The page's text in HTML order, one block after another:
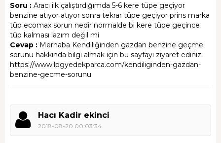
Soru : Aracı ilk çalıştırdığımda 5-6 kere tüpe geçiyor
benzine atıyor atıyor sonra tekrar tüpe geçiyor prins marka
tüp ecomax sorun nedir normalde bi kere tüpe geçince
tüp kalması lazım değil mi
Cevap : Merhaba Kendiliğinden gazdan benzine geçme
sorunu hakkında bilgi almak için bu sayfayı ziyaret ediniz.
https://www.lpgyedekparca.com/kendiliginden-gazdan-
benzine-gecme-sorunu
Hacı Kadir ekinci
2018-08-20 00:03:34